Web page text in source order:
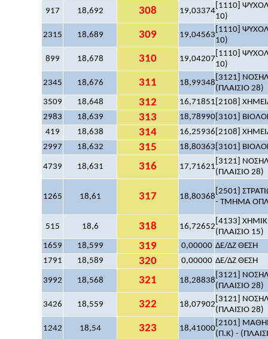
917 18,692 308 19,03374
[1110]
10)
2315 18,689 309 19,04563
[1110]
10)
899 18,678 310 19,04207
[1110]
10)
2345 18,676 311 18,99348
[3121]
(ΠΛΑΙΣΙΟ 28)
3509
18,648 312 16,71851 [2108]
2983
18,639 313 18,78990 [3101]
419
18,638 314 16,25936 [2108]
2997
18,632 315 18,80363 [3101]
4739 18,631 316 17,71621
[3121]
(ΠΛΑΙΣΙΟ 28)
1265 18,61 317 18,80368
[2501]
- ΤΜΗΜΑ
515 18,6 318 16,72652
[4133]
(ΠΛΑΙΣΙΟ 15)
1659
18,599 319 0,00000 ΔΕ/ΔΖ ΘΕΣΗ
1791
18,589 320 0,00000 ΔΕ/ΔΖ ΘΕΣΗ
3992 18,568 321 18,28838
[3121]
(ΠΛΑΙΣΙΟ 28)
3426 18,559 322 18,07902
[3121]
(ΠΛΑΙΣΙΟ 28)
1242 18,54 323 18,41000
[2101]
(Π.Κ) -